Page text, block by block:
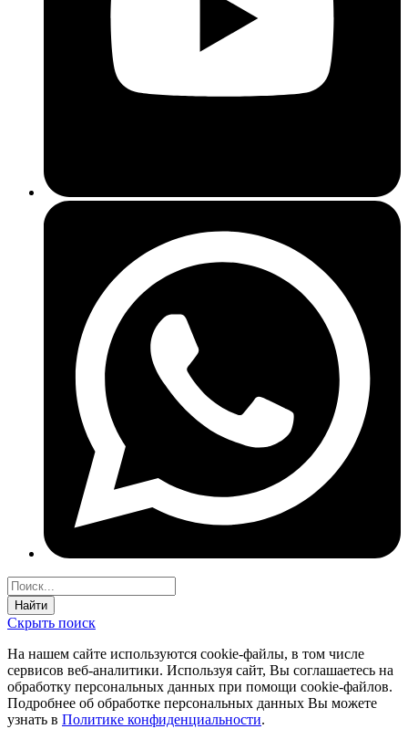
Найти
Скрыть поиск
На нашем сайте используются соokie-файлы, в том числе
сервисов веб-аналитики. Используя сайт, Вы соглашаетесь на
обработку персональных данных при помощи cookie-файлов.
Подробнее об обработке персональных данных Вы можете
узнать в Политике конфиденциальности.